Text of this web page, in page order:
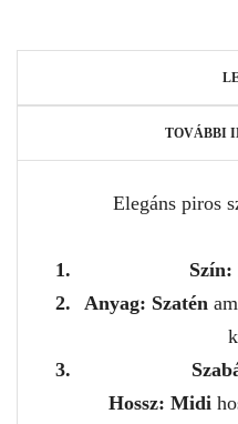
TOVÁBBI
Elegáns piros
Szín:
Anyag: Szatén
Hossz: Midi